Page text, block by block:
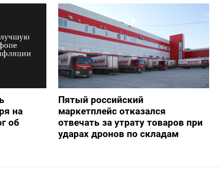
на
об
Пятый российский
маркетплейс отказался
отвечать за утрату товаров при
ударах дронов по складам